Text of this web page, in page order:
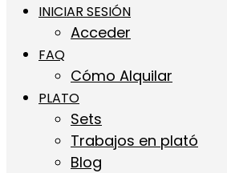
INICIAR SESIÓN
Acceder
FAQ
Cómo Alquilar
PLATO
Sets
Trabajos en plató
Blog